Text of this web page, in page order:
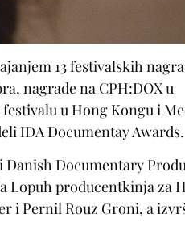
13 festivalskih
nagrade na CPH:DOX u
u Hong Kongu i
IDA Documentay Awards.
Documentary
Lopuh producentkinja za
i Pernil Rouz Groni, a